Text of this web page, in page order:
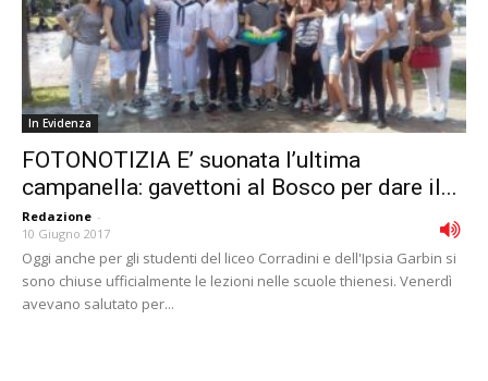
In Evidenza
FOTONOTIZIA E’ suonata l’ultima
campanella: gavettoni al Bosco per dare il...
Redazione -
10 Giugno 2017
Oggi anche per gli studenti del liceo Corradini e dell'Ipsia Garbin si
sono chiuse ufficialmente le lezioni nelle scuole thienesi. Venerdì
avevano salutato per...